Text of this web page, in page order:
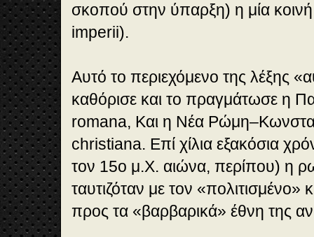
σκοπού στην ύπαρξη) η μία
imperii).
Αυτό το περιεχόμενο της λέξης
καθόρισε και το πραγμάτωσε η
romana, Και η Νέα
christiana. Επί χίλια εξακόσια
τον 15ο μ.Χ. αιώνα, περίπου) η
ταυτιζόταν με τον «πολιτισμένο»
προς τα «βαρβαρικά» έθνη της